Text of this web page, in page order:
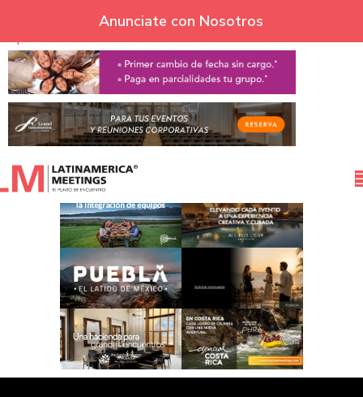
Skip to navigation
Skip to main content
Anunciate con Nosotros